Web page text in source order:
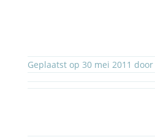
Geplaatst op 30 mei 2011 door